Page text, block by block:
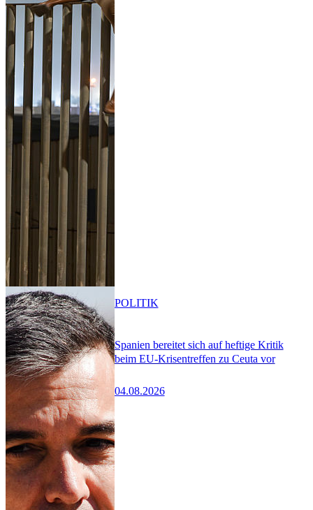
Spanien bereitet sich auf heftige Kritik
beim EU-Krisentreffen zu Ceuta vor
04.08.2026
POLITIK